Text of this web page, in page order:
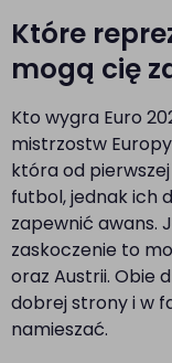
Które
mogą cię
Kto wygra Euro
mistrzostw
która od
futbol, jednak ich
zapewnić awans.
zaskoczenie to
oraz Austrii. Obie
dobrej strony i w
namieszać.